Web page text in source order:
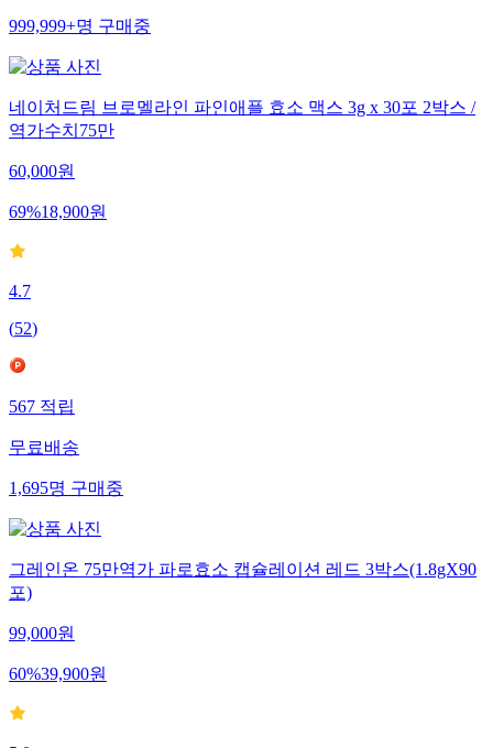
999,999+명구매중
네이처드림 브로멜라인 파인애플 효소 맥스 3g x 30포 2박스 /
역가수치75만
60,000원
69%18,900원
4.7
(52)
567적립
무료배송
1,695명구매중
그레인온 75만역가 파로효소 캡슐레이션 레드 3박스(1.8gX90
포)
99,000원
60%39,900원